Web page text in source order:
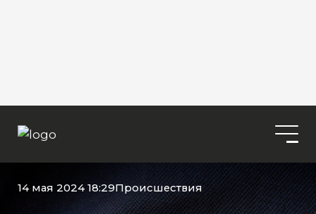
14 мая 2024 18:29Происшествия